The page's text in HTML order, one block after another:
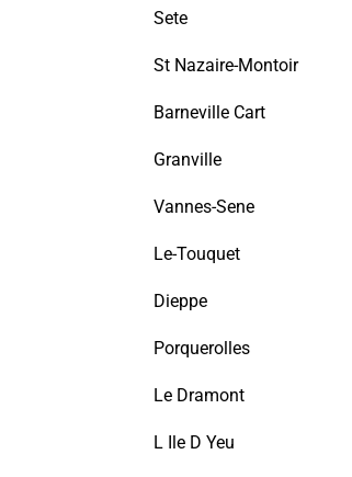
Sete
St Nazaire-Montoir
Barneville Cart
Granville
Vannes-Sene
Le-Touquet
Dieppe
Porquerolles
Le Dramont
L Ile D Yeu